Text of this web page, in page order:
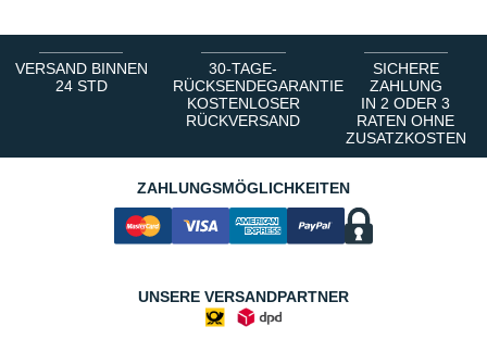
VERSAND BINNEN
24 STD
30-TAGE-
RÜCKSENDEGARANTIE
KOSTENLOSER
RÜCKVERSAND
SICHERE
ZAHLUNG
IN 2 ODER 3
RATEN OHNE
ZUSATZKOSTEN
ZAHLUNGSMÖGLICHKEITEN
UNSERE VERSANDPARTNER